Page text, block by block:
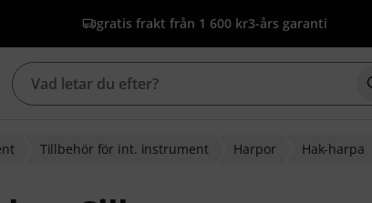
gratis frakt från 1 600 kr3-års garanti
Tillbehör för int. instrument Harpor Hak-harpa